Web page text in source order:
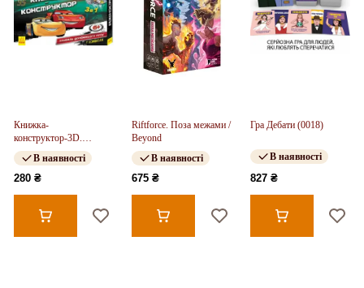
Книжка-
конструктор-3D.
Назустріч пригодам!
Тачки 3В наявності
280 ₴
Riftforce. Поза межами /
Beyond
В наявності
675 ₴
Гра Дебати (0018)
В наявності
827 ₴